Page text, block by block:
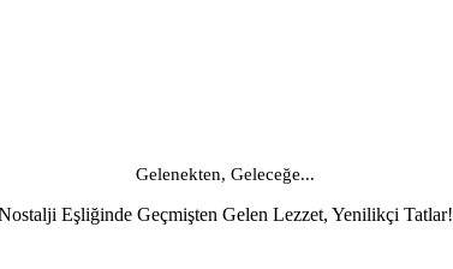
Gelenekten, Geleceğe...
Eşliğinde Geçmişten Gelen Lezzet, Yenilikçi Tatlar!